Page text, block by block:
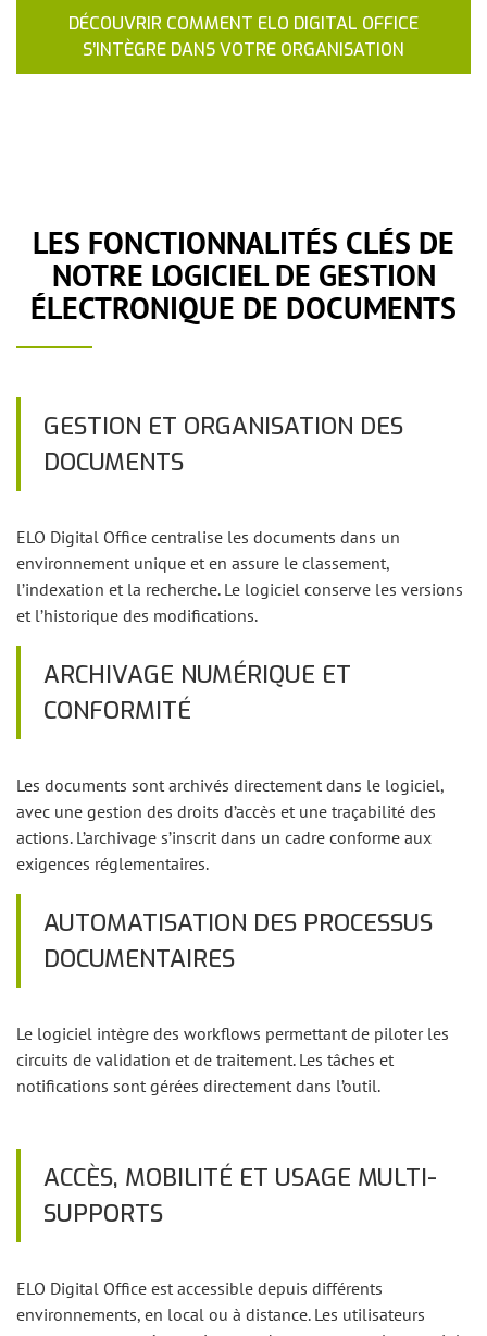
DÉCOUVRIR COMMENT ELO DIGITAL OFFICE
S’INTÈGRE DANS VOTRE ORGANISATION
LES FONCTIONNALITÉS CLÉS DE
NOTRE LOGICIEL DE GESTION
ÉLECTRONIQUE DE DOCUMENTS
GESTION ET ORGANISATION DES
DOCUMENTS
ELO Digital Office centralise les documents dans un
environnement unique et en assure le classement,
l’indexation et la recherche. Le logiciel conserve les versions
et l’historique des modifications.
ARCHIVAGE NUMÉRIQUE ET
CONFORMITÉ
Les documents sont archivés directement dans le logiciel,
avec une gestion des droits d’accès et une traçabilité des
actions. L’archivage s’inscrit dans un cadre conforme aux
exigences réglementaires.
AUTOMATISATION DES PROCESSUS
DOCUMENTAIRES
Le logiciel intègre des workflows permettant de piloter les
circuits de validation et de traitement. Les tâches et
notifications sont gérées directement dans l’outil.
ACCÈS, MOBILITÉ ET USAGE MULTI-
SUPPORTS
ELO Digital Office est accessible depuis différents
environnements, en local ou à distance. Les utilisateurs